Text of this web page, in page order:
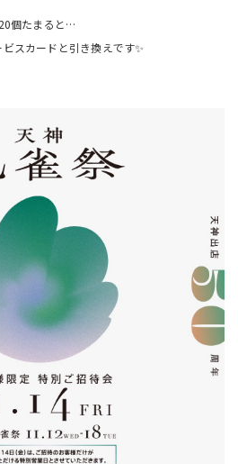
20個たまると…
スカードと引き換えです✨